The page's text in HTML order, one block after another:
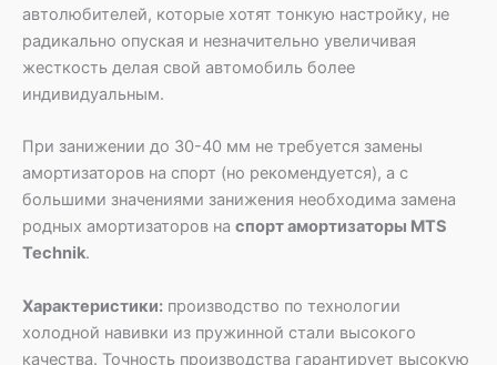
автолюбителей, которые хотят тонкую настройку, не
радикально опуская и незначительно увеличивая
жесткость делая свой автомобиль более
индивидуальным.
При занижении до 30-40 мм не требуется замены
амортизаторов на спорт (но рекомендуется), а с
большими значениями занижения необходима замена
родных амортизаторов на спорт амортизаторы MTS
Technik.
Характеристики: производство по технологии
холодной навивки из пружинной стали высокого
качества. Точность производства гарантирует высокую